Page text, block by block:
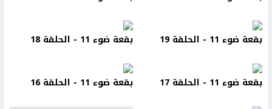
بقعة ضوء 11 - الحلقة 19 بقعة ضوء 11 - الحلقة 18
بقعة ضوء 11 - الحلقة 17 بقعة ضوء 11 - الحلقة 16